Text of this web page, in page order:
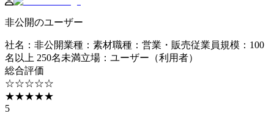
非公開のユーザー
社名 ： 非公開業種 ： 素材職種 ： 営業・販売従業員規模 ： 100
名以上 250名未満立場 ： ユーザー（利用者）
総合評価
☆☆☆☆☆
★★★★★
5